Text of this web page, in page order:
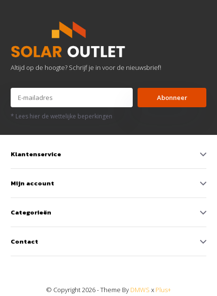
Altijd op de hoogte? Schrijf je in voor de nieuwsbrief!
Abonneer
* Lees hier de wettelijke beperkingen
Klantenservice
Mijn account
Categorieën
Contact
© Copyright 2026 - Theme By DMWS x Plus+